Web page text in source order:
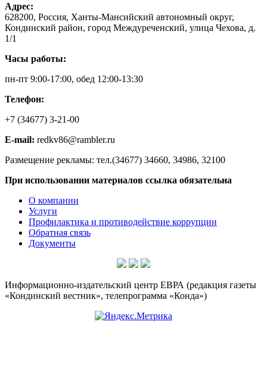
Адрес:
628200, Россия, Ханты-Мансийский автономный округ,
Кондинский район, город Междуреченский, улица Чехова, д.
1/1
Часы работы:
пн-пт 9:00-17:00, обед 12:00-13:30
Телефон:
+7 (34677) 3-21-00
E-mail: redkv86@rambler.ru
Размещение рекламы: тел.(34677) 34660, 34986, 32100
При использовании материалов ссылка обязательна
О компании
Услуги
Профилактика и противодействие коррупции
Обратная связь
Документы
Информационно-издательский центр ЕВРА (редакция газеты
«Кондинский вестник», телепрограмма «Конда»)